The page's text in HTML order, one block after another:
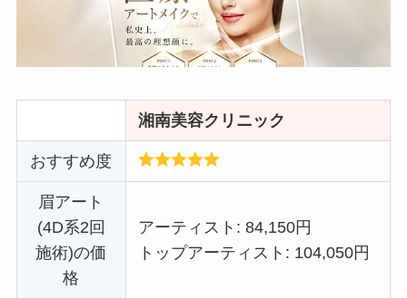
湘南美容クリニック
おすすめ度
眉アート
(4D系2回
施術)の価
格
アーティスト: 84,150円
トップアーティスト: 104,050円